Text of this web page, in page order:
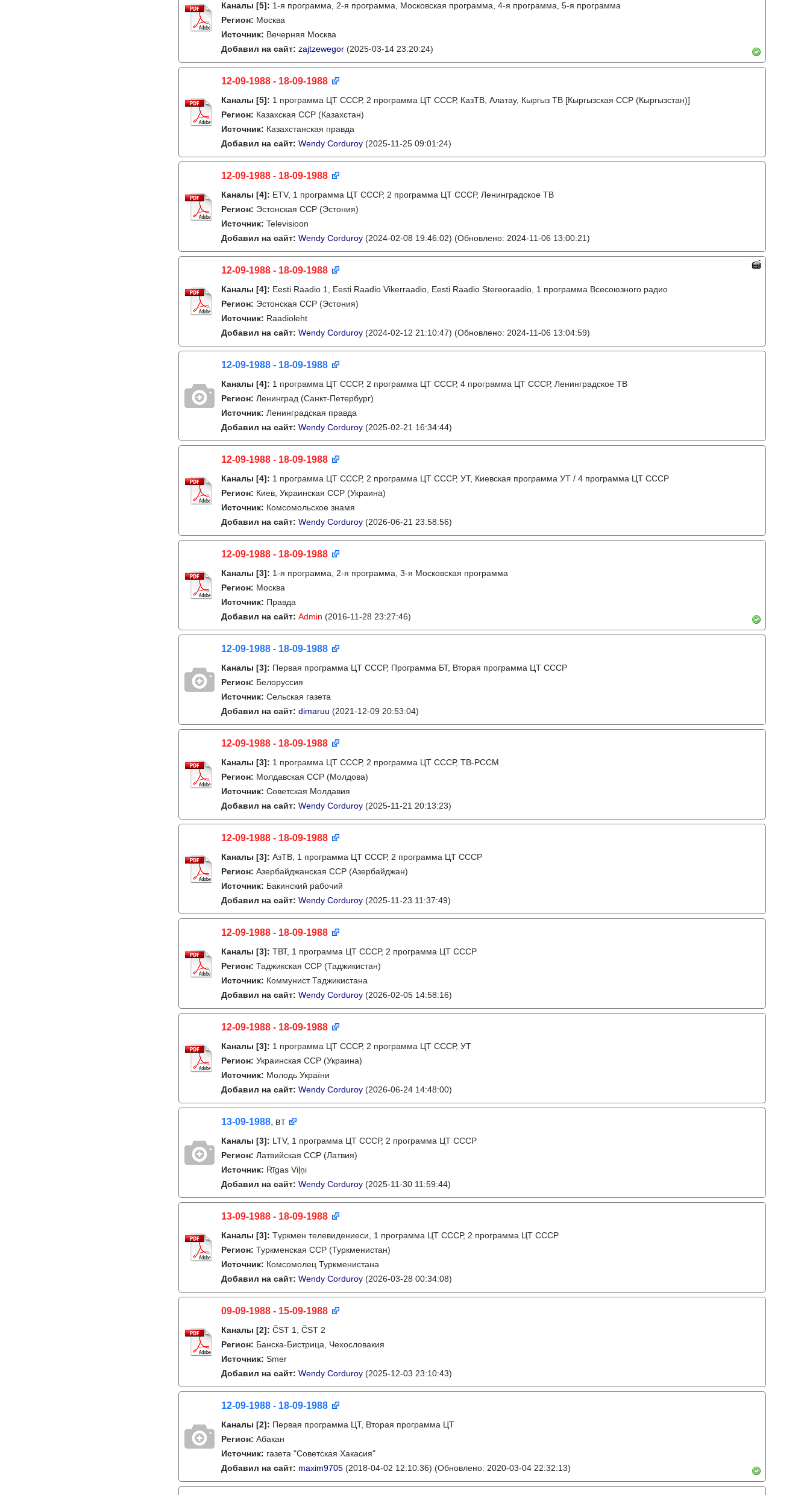
Каналы [5]: 1-я программа, 2-я программа, Московская программа, 4-я программа, 5-я программа
Регион: Москва
Источник: Вечерняя Москва
Добавил на сайт: zajtzewegor (2025-03-14 23:20:24)
12-09-1988 - 18-09-1988
Каналы [5]: 1 программа ЦТ СССР, 2 программа ЦТ СССР, КазТВ, Алатау, Кыргыз ТВ [Кыргызская ССР (Кыргызстан)]
Регион: Казахская ССР (Казахстан)
Источник: Казахстанская правда
Добавил на сайт: Wendy Corduroy (2025-11-25 09:01:24)
12-09-1988 - 18-09-1988
Каналы [4]: ETV, 1 программа ЦТ СССР, 2 программа ЦТ СССР, Ленинградское ТВ
Регион: Эстонская ССР (Эстония)
Источник: Televisioon
Добавил на сайт: Wendy Corduroy (2024-02-08 19:46:02) (Обновлено: 2024-11-06 13:00:21)
12-09-1988 - 18-09-1988
Каналы [4]: Eesti Raadio 1, Eesti Raadio Vikerraadio, Eesti Raadio Stereoraadio, 1 программа Всесоюзного радио
Регион: Эстонская ССР (Эстония)
Источник: Raadioleht
Добавил на сайт: Wendy Corduroy (2024-02-12 21:10:47) (Обновлено: 2024-11-06 13:04:59)
12-09-1988 - 18-09-1988
Каналы [4]: 1 программа ЦТ СССР, 2 программа ЦТ СССР, 4 программа ЦТ СССР, Ленинградское ТВ
Регион: Ленинград (Санкт-Петербург)
Источник: Ленинградская правда
Добавил на сайт: Wendy Corduroy (2025-02-21 16:34:44)
12-09-1988 - 18-09-1988
Каналы [4]: 1 программа ЦТ СССР, 2 программа ЦТ СССР, УТ, Киевская программа УТ / 4 программа ЦТ СССР
Регион: Киев, Украинская ССР (Украина)
Источник: Комсомольское знамя
Добавил на сайт: Wendy Corduroy (2026-06-21 23:58:56)
12-09-1988 - 18-09-1988
Каналы [3]: 1-я программа, 2-я программа, 3-я Московская программа
Регион: Москва
Источник: Правда
Добавил на сайт: Admin (2016-11-28 23:27:46)
12-09-1988 - 18-09-1988
Каналы [3]: Первая программа ЦТ СССР, Программа БТ, Вторая программа ЦТ СССР
Регион: Белоруссия
Источник: Сельская газета
Добавил на сайт: dimaruu (2021-12-09 20:53:04)
12-09-1988 - 18-09-1988
Каналы [3]: 1 программа ЦТ СССР, 2 программа ЦТ СССР, ТВ-РССМ
Регион: Молдавская ССР (Молдова)
Источник: Советская Молдавия
Добавил на сайт: Wendy Corduroy (2025-11-21 20:13:23)
12-09-1988 - 18-09-1988
Каналы [3]: АзТВ, 1 программа ЦТ СССР, 2 программа ЦТ СССР
Регион: Азербайджанская ССР (Азербайджан)
Источник: Бакинский рабочий
Добавил на сайт: Wendy Corduroy (2025-11-23 11:37:49)
12-09-1988 - 18-09-1988
Каналы [3]: ТВТ, 1 программа ЦТ СССР, 2 программа ЦТ СССР
Регион: Таджикская ССР (Таджикистан)
Источник: Коммунист Таджикистана
Добавил на сайт: Wendy Corduroy (2026-02-05 14:58:16)
12-09-1988 - 18-09-1988
Каналы [3]: 1 программа ЦТ СССР, 2 программа ЦТ СССР, УТ
Регион: Украинская ССР (Украина)
Источник: Молодь України
Добавил на сайт: Wendy Corduroy (2026-06-24 14:48:00)
13-09-1988, вт
Каналы [3]: LTV, 1 программа ЦТ СССР, 2 программа ЦТ СССР
Регион: Латвийская ССР (Латвия)
Источник: Rīgas Viļņi
Добавил на сайт: Wendy Corduroy (2025-11-30 11:59:44)
13-09-1988 - 18-09-1988
Каналы [3]: Түркмен телевидениеси, 1 программа ЦТ СССР, 2 программа ЦТ СССР
Регион: Туркменская ССР (Туркменистан)
Источник: Комсомолец Туркменистана
Добавил на сайт: Wendy Corduroy (2026-03-28 00:34:08)
09-09-1988 - 15-09-1988
Каналы [2]: ČST 1, ČST 2
Регион: Банска-Бистрица, Чехословакия
Источник: Smer
Добавил на сайт: Wendy Corduroy (2025-12-03 23:10:43)
12-09-1988 - 18-09-1988
Каналы [2]: Первая программа ЦТ, Вторая программа ЦТ
Регион: Абакан
Источник: газета "Советская Хакасия"
Добавил на сайт: maxim9705 (2018-04-02 12:10:36) (Обновлено: 2020-03-04 22:32:13)